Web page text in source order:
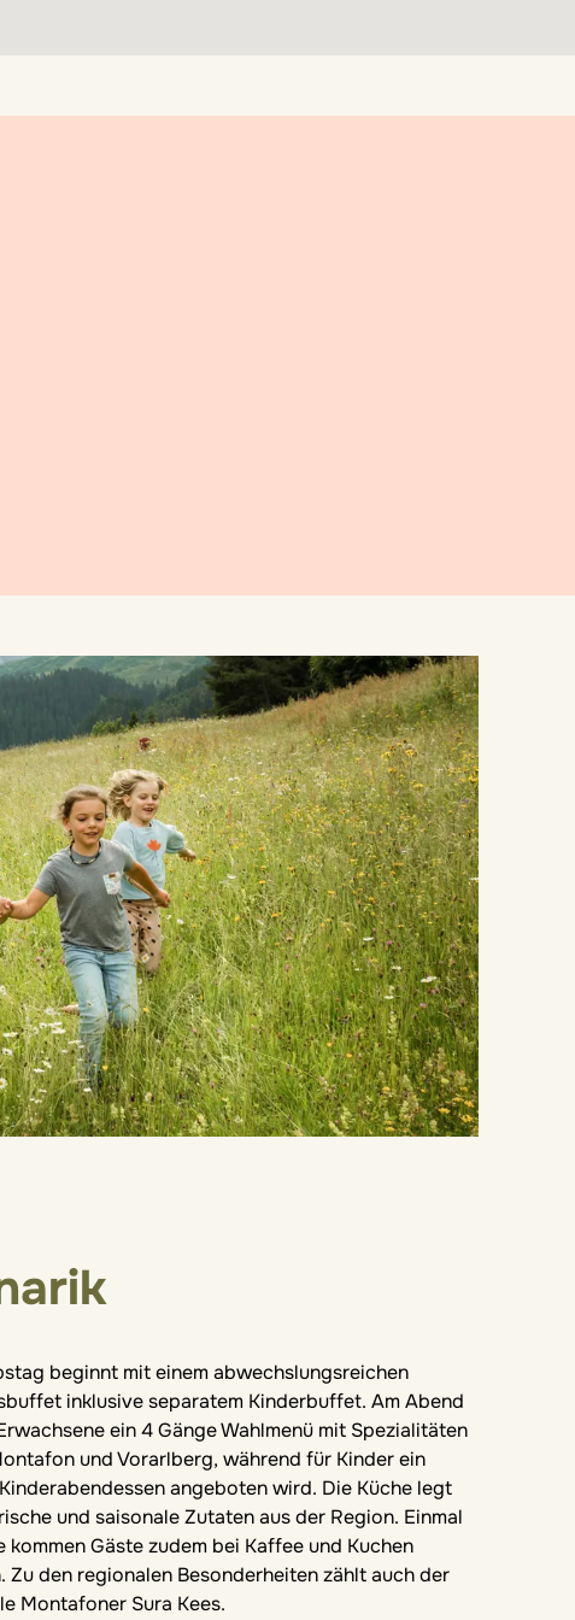
beginnt mit einem abwechslungsreichen
inklusive separatem Kinderbuffet. Am Abend
ein 4 Gänge Wahlmenü mit Spezialitäten
und Vorarlberg, während für Kinder ein
angeboten wird. Die Küche legt
und saisonale Zutaten aus der Region. Einmal
kommen Gäste zudem bei Kaffee und Kuchen
Zu den regionalen Besonderheiten zählt auch der
Montafoner Sura Kees.